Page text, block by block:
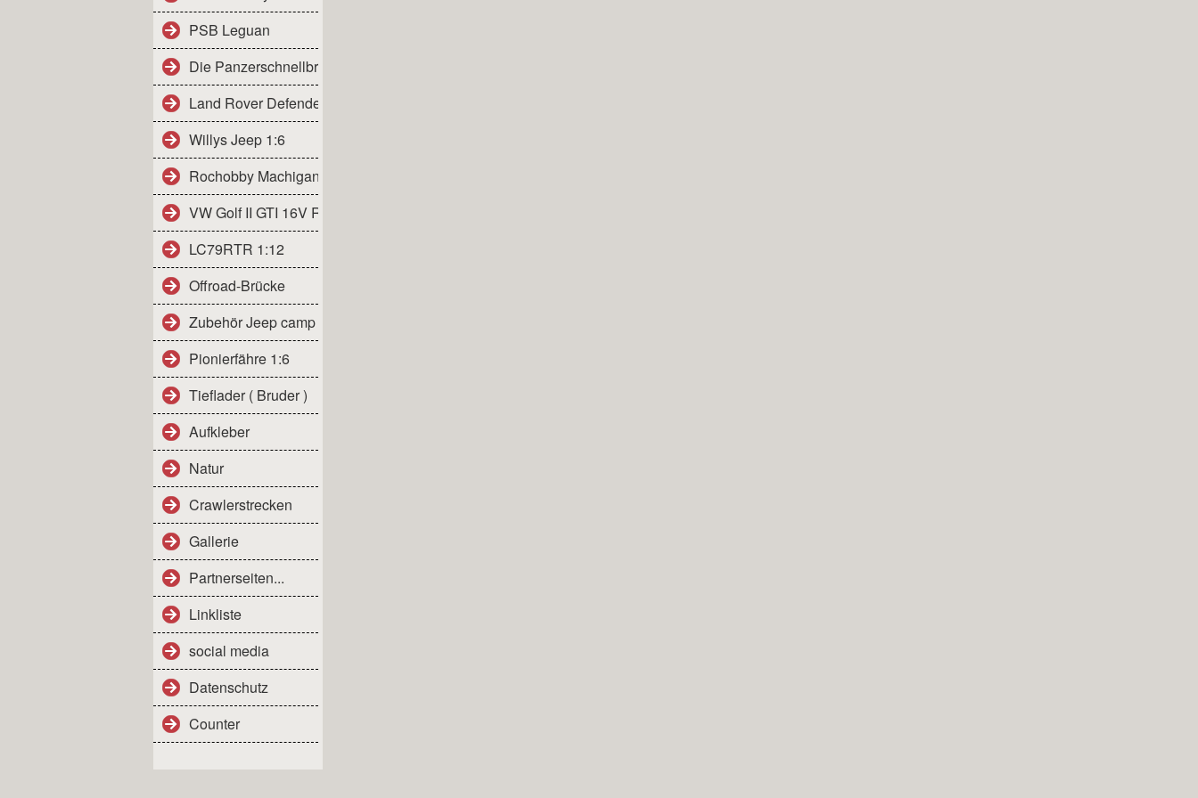
PSB Leguan
Die Panzerschnellbrücke
Land Rover Defender
Willys Jeep 1:6
Rochobby Machigan
VW Golf II GTI 16V Rally
LC79RTR 1:12
Offroad-Brücke
Zubehör Jeep camp 1:6
Pionierfähre 1:6
Tieflader ( Bruder )
Aufkleber
Natur
Crawlerstrecken
Gallerie
Partnerseiten...
Linkliste
social media
Datenschutz
Counter